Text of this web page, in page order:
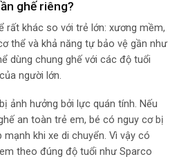
ghế riêng?
rất khác so với trẻ lớn: xương mềm,
thể và khả năng tự bảo vệ gần như
dùng chung ghế với các độ tuổi
người lớn.
ảnh hưởng bởi lực quán tính. Nếu
an toàn trẻ em, bé có nguy cơ bị
khi xe di chuyển. Vì vậy có
theo đúng độ tuổi như Sparco